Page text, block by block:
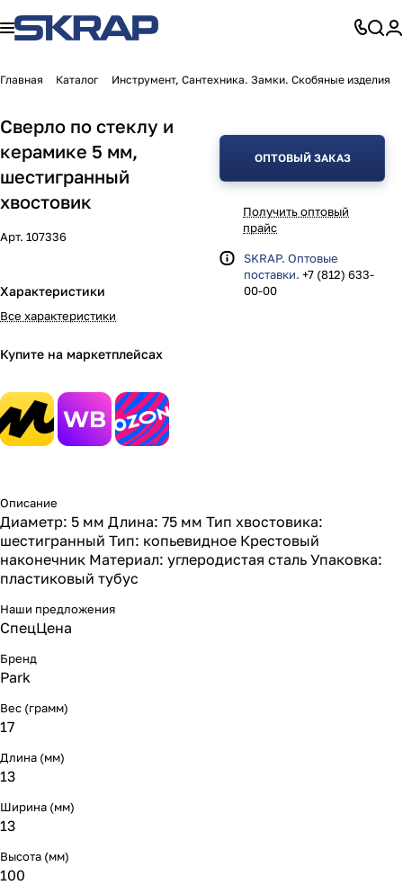
Главная Каталог Инструмент, Сантехника. Замки. Скобяные изделия
Сверло по стеклу и
керамике 5 мм,
шестигранный
хвостовик
Арт. 107336
Характеристики
Все характеристики
Купите на маркетплейсах
ОПТОВЫЙ ЗАКАЗ
Получить оптовый
прайс
SKRAP. Оптовые
поставки. +7 (812) 633-
00-00
Описание
Диаметр: 5 мм Длина: 75 мм Тип хвостовика:
шестигранный Тип: копьевидное Крестовый
наконечник Материал: углеродистая сталь Упаковка:
пластиковый тубус
Наши предложения
СпецЦена
Бренд
Park
Вес (грамм)
17
Длина (мм)
13
Ширина (мм)
13
Высота (мм)
100